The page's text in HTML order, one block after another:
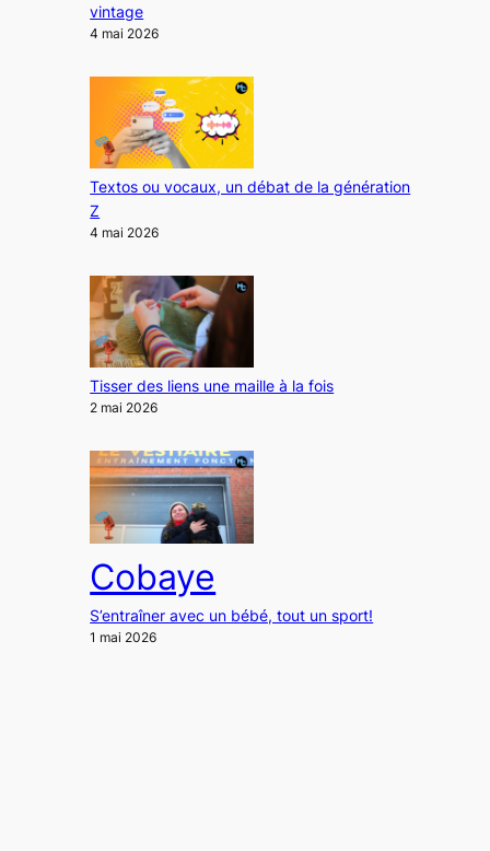
vintage
4 mai 2026
Textos ou vocaux, un débat de la génération
Z
4 mai 2026
Tisser des liens une maille à la fois
2 mai 2026
Cobaye
S’entraîner avec un bébé, tout un sport!
1 mai 2026